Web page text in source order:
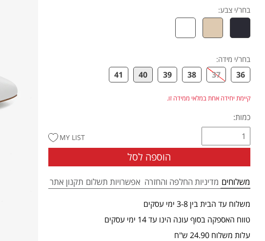
בחר/י צבע:
בחר/י מידה:
36
37
38
39
40
41
קיימת יחידה אחת במלאי ממידה זו.
כמות:
הוספה לסל
MY LIST
משלוחים מדיניות החלפה והחזרה אפשרויות תשלום תקנון אתר
משלוח עד הבית בין 3-8 ימי עסקים
טווח האספקה בסוף עונה הינו עד 14 ימי עסקים
עלות משלוח 24.90 ש"ח